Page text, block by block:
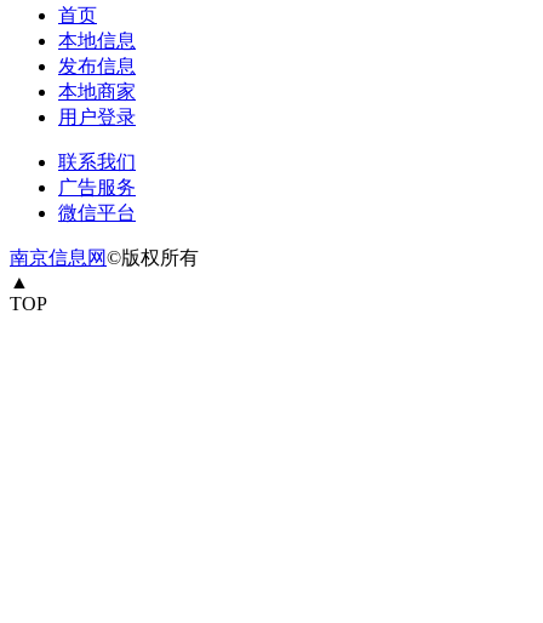
首页
本地信息
发布信息
本地商家
用户登录
联系我们
广告服务
微信平台
南京信息网©版权所有
▲
TOP